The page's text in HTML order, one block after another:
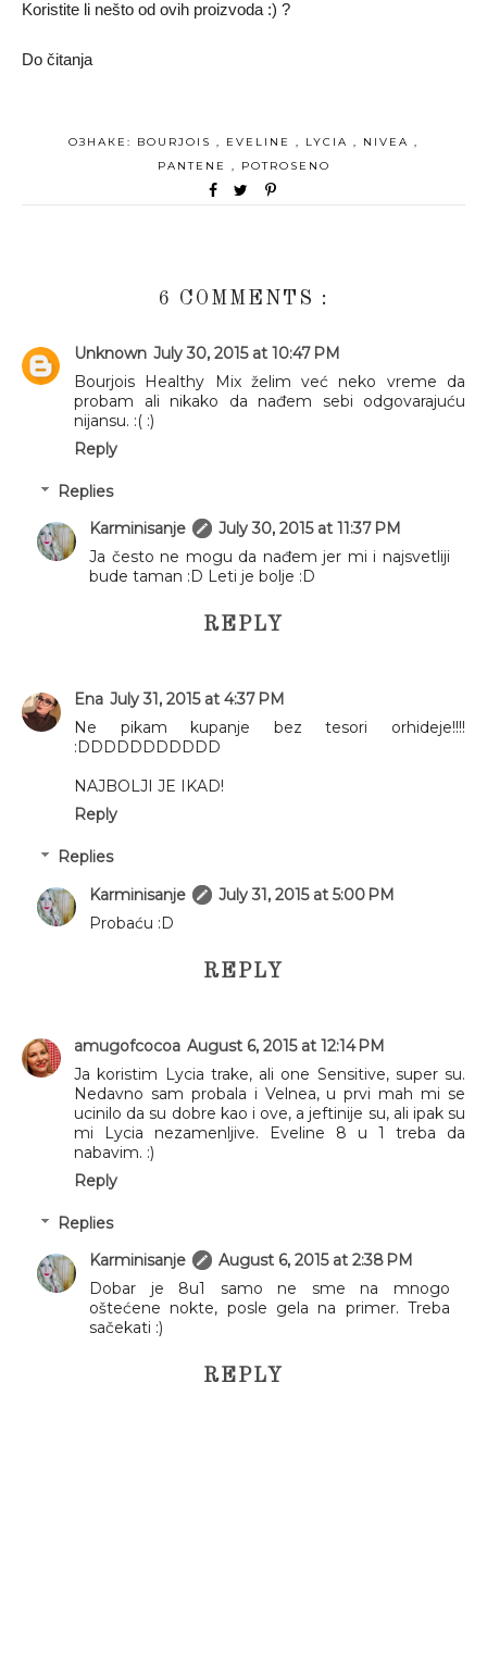
Koristite li nešto od ovih proizvoda :) ?
Do čitanja
ОЗНАКЕ: BOURJOIS , EVELINE , LYCIA , NIVEA ,
PANTENE , POTROSENO
6 COMMENTS :
Unknown July 30, 2015 at 10:47 PM
Bourjois Healthy Mix želim već neko vreme da
probam ali nikako da nađem sebi odgovarajuću
nijansu. :( :)
Reply
Replies
Karminisanje
July 30, 2015 at 11:37 PM
Ja često ne mogu da nađem jer mi i najsvetliji
bude taman :D Leti je bolje :D
REPLY
Ena July 31, 2015 at 4:37 PM
Ne pikam kupanje bez tesori orhideje!!!!
:DDDDDDDDDDD
NAJBOLJI JE IKAD!
Reply
Replies
Karminisanje
July 31, 2015 at 5:00 PM
Probaću :D
REPLY
amugofcocoa August 6, 2015 at 12:14 PM
Ja koristim Lycia trake, ali one Sensitive, super su.
Nedavno sam probala i Velnea, u prvi mah mi se
ucinilo da su dobre kao i ove, a jeftinije su, ali ipak su
mi Lycia nezamenljive. Eveline 8 u 1 treba da
nabavim. :)
Reply
Replies
Karminisanje
August 6, 2015 at 2:38 PM
Dobar je 8u1 samo ne sme na mnogo
oštećene nokte, posle gela na primer. Treba
sačekati :)
REPLY